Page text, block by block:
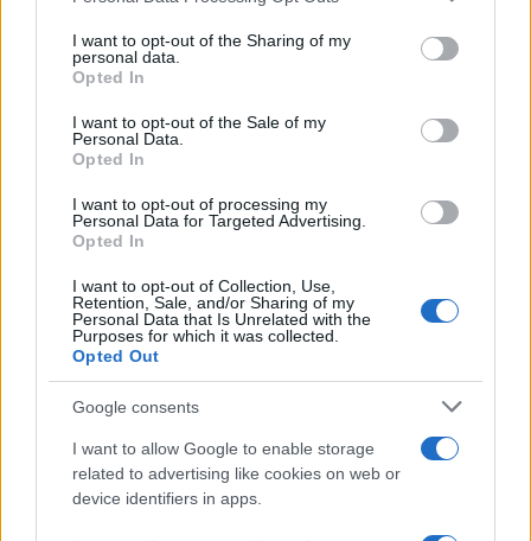
not limited to your visit or usage behaviour. You may click to
grant or deny consent to Google and its third-party tags to
use your data for below specified purposes in below Google
consent section.
I want to opt-out of the Sharing of my
personal data.
Opted In
I want to opt-out of the Sale of my
Personal Data.
Opted In
I want to opt-out of processing my
Personal Data for Targeted Advertising.
Opted In
I want to opt-out of Collection, Use,
Retention, Sale, and/or Sharing of my
Personal Data that Is Unrelated with the
Purposes for which it was collected.
Opted Out
Google consents
I want to allow Google to enable storage
related to advertising like cookies on web or
device identifiers in apps.
TEMI: Notizie Gallura
Notizie Olbia
Notizie Sardegna
Scuole Gallura
Inviaci le tue segnalazioni,
Su WhatsApp al numero +39
Entra nel canale telegram di
GalluraOggi.it